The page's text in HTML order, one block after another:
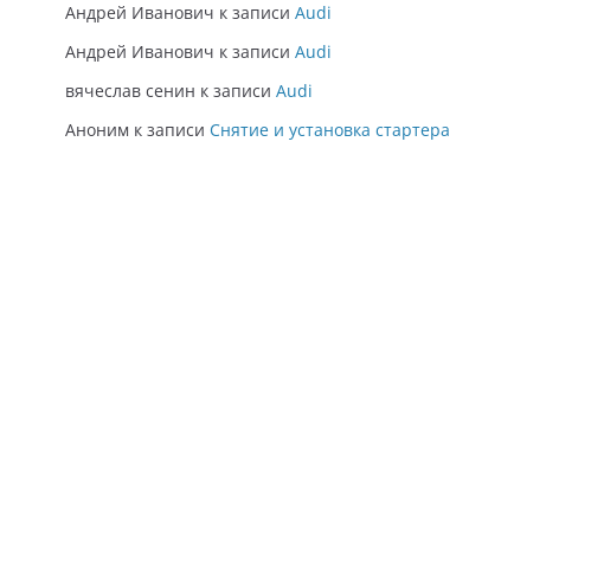
Андрей Иванович к записи Audi
Андрей Иванович к записи Audi
вячеслав сенин к записи Audi
Аноним к записи Снятие и установка стартера